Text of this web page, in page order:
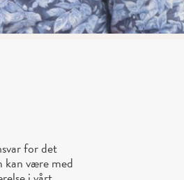
for det
kan være med